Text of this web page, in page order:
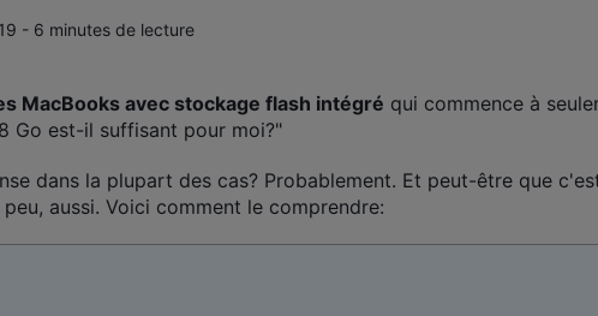
- 6 minutes de lecture
MacBooks avec stockage flash intégré qui commence à
Go est-il suffisant pour moi?"
dans la plupart des cas? Probablement. Et peut-être que
aussi. Voici comment le comprendre: